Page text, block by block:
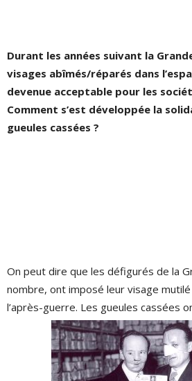
Durant les années suivant la
visages abîmés/réparés dans
devenue acceptable pour les
Comment s’est développée la
gueules cassées ?
On peut dire que les défigurés de la
nombre, ont imposé leur visage
l’après-guerre. Les gueules cassées